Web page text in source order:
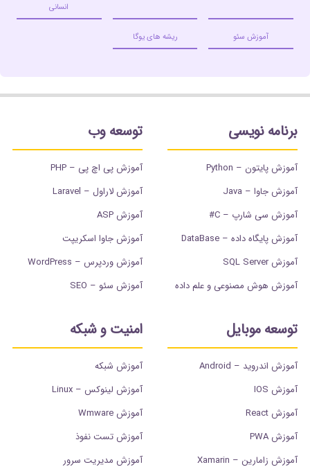
انسانی
آموزش سئو ریشه های یوگا
برنامه نویسی
آموزش پایتون – Python
آموزش جاوا – Java
آموزش سی شارپ – C#
آموزش پایگاه داده – DataBase
آموزش SQL Server
آموزش هوش مصنوعی و علم داده
توسعه وب
آموزش پی اچ پی – PHP
آموزش لاراول – Laravel
آموزش ASP
آموزش جاوا اسکریپت
آموزش وردپرس – WordPress
آموزش سئو – SEO
توسعه موبایل
آموزش اندروید – Android
آموزش IOS
آموزش React
آموزش PWA
آموزش زامارین – Xamarin
امنیت و شبکه
آموزش شبکه
آموزش لینوکس – Linux
آموزش Wmware
آموزش تست نفوذ
آموزش مدیریت سرور